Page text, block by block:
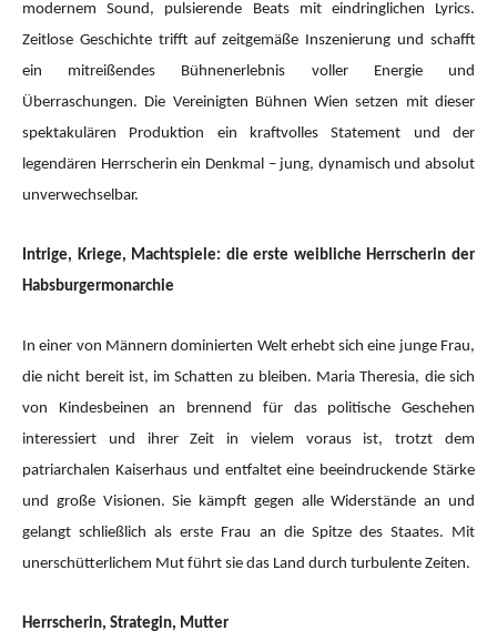
modernem Sound, pulsierende Beats mit eindringlichen Lyrics.
Zeitlose Geschichte trifft auf zeitgemäße Inszenierung und schafft
ein mitreißendes Bühnenerlebnis voller Energie und
Überraschungen. Die Vereinigten Bühnen Wien setzen mit dieser
spektakulären Produktion ein kraftvolles Statement und der
legendären Herrscherin ein Denkmal – jung, dynamisch und absolut
unverwechselbar.
Intrige, Kriege, Machtspiele: die erste weibliche Herrscherin der
Habsburgermonarchie
In einer von Männern dominierten Welt erhebt sich eine junge Frau,
die nicht bereit ist, im Schatten zu bleiben. Maria Theresia, die sich
von Kindesbeinen an brennend für das politische Geschehen
interessiert und ihrer Zeit in vielem voraus ist, trotzt dem
patriarchalen Kaiserhaus und entfaltet eine beeindruckende Stärke
und große Visionen. Sie kämpft gegen alle Widerstände an und
gelangt schließlich als erste Frau an die Spitze des Staates. Mit
unerschütterlichem Mut führt sie das Land durch turbulente Zeiten.
Herrscherin, Strategin, Mutter